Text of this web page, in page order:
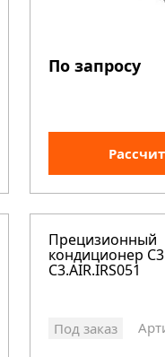
По запросу
Прецизионный
кондиционер
C3.AIR.IRS051
Под заказ